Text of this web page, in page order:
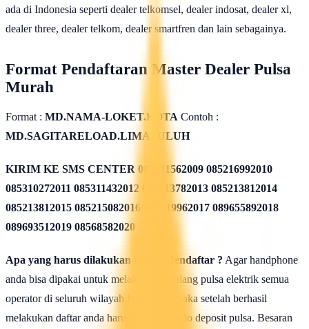
ada di Indonesia seperti dealer telkomsel, dealer indosat, dealer xl,
dealer three, dealer telkom, dealer smartfren dan lain sebagainya.
Format Pendaftaran Master Dealer Pulsa
Murah
Format : MD.NAMA-LOKET.KOTA Contoh :
MD.SAGITARELOAD.LIMAPULUH
KIRIM KE SMS CENTER 085311562009 085216992010
085310272011 085311432012 085213782013 085213812014
085213812015 085215082016 085819962017 089655892018
089693512019 08568582020
Apa yang harus dilakukan seusai Mendaftar ? Agar handphone
anda bisa dipakai untuk melakukan isi ulang pulsa elektrik semua
operator di seluruh wilayah Indonesia, maka setelah berhasil
melakukan daftar anda harus mengisi saldo deposit pulsa. Besaran